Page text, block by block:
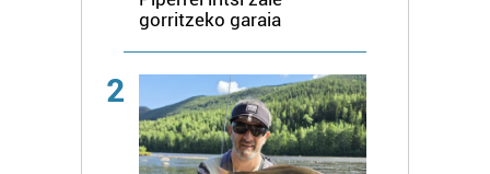
gorritzeko garaia
2